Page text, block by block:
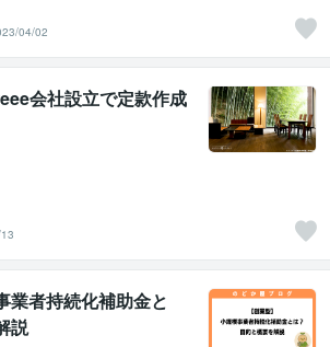
04/02
会社設立で定款作成
業者持続化補助金と
説